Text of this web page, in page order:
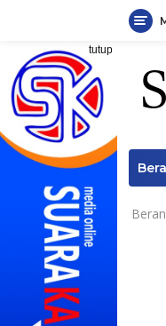
Langsung
konten
tutup